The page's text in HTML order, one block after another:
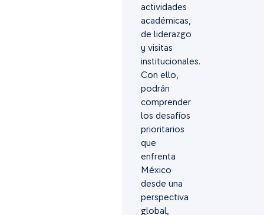
actividades
académicas,
de liderazgo
y visitas
institucionales.
Con ello,
podrán
comprender
los desafíos
prioritarios
que
enfrenta
México
desde una
perspectiva
global,